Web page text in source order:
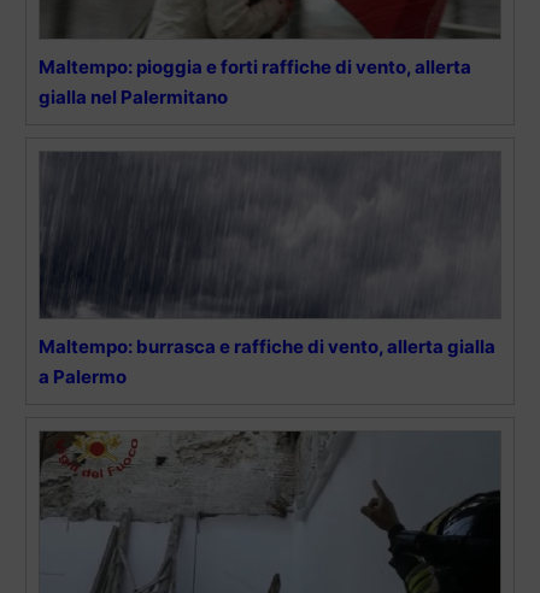
Maltempo: pioggia e forti raffiche di vento, allerta
gialla nel Palermitano
Maltempo: burrasca e raffiche di vento, allerta gialla
a Palermo